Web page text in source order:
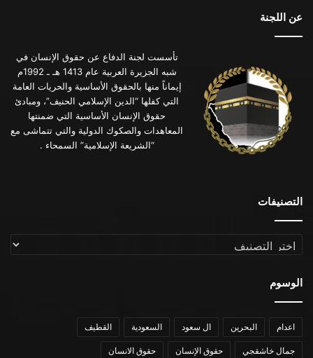
عن اللجنة
تأسست لجنة الدفاع عن حقوق الإنسان في
شبه الجزيرة العربية عام 1413 هـ ـ 1992م
إيماناً منها بالحقوق الأساسية والحريات العامة
التي كفلها “الدين الإسلامي الحنيف”، ومبادئ
حقوق الإنسان الأساسية التي ضمنتها
المعاهدات والصكوك الدولية والتي تتماشى مع
“الشريعة الإسلامية” السمحاء .
التصنيفات
التصنيفات
الوسوم
اعدام البحرين ال سعود السعودية القطيف
جمال خاشقجي حقوق الإنسان حقوق الانسان